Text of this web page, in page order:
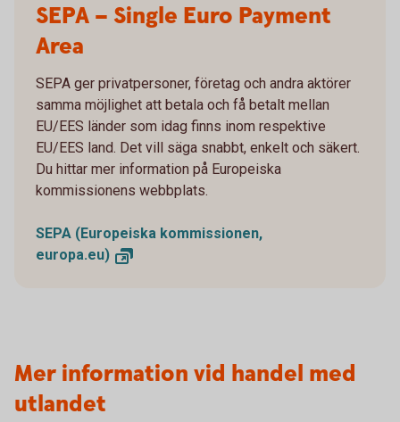
SEPA – Single Euro Payment
Area
SEPA ger privatpersoner, företag och andra aktörer
samma möjlighet att betala och få betalt mellan
EU/EES länder som idag finns inom respektive
EU/EES land. Det vill säga snabbt, enkelt och säkert.
Du hittar mer information på Europeiska
kommissionens webbplats.
SEPA (Europeiska kommissionen,
europa.eu)
Mer information vid handel med
utlandet